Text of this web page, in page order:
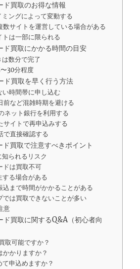
買取のお得な情報
ングによって変動する
数サイトを運営している場合がある
トは一部に限られる
買取にかかる時間の目安
数分で完了
30分程度
買取を早く行う方法
い時間帯に申し込む
前など混雑時期を避ける
ネット銀行を利用する
サイトで再申込みする
で直接確認する
買取で注意すべきポイント
られるリスク
ドは買取不可
する場合がある
込まで時間がかかることがある
では買取できないことが多い
意
買取に関するQ&A（初心者向
取可能ですか？
かかりますか？
申込めますか？